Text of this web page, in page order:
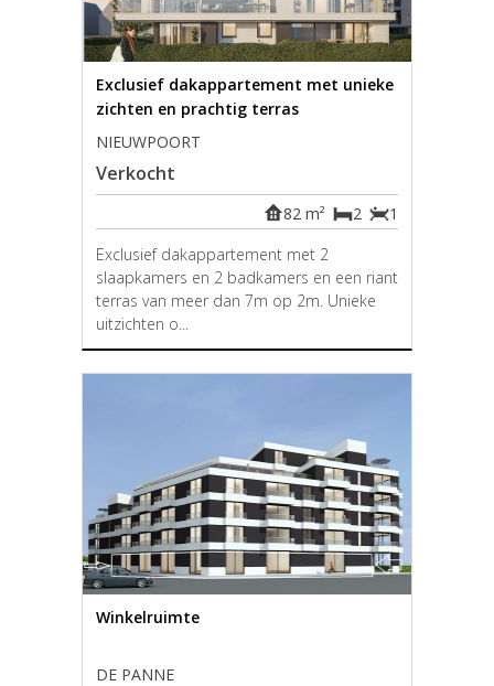
Exclusief dakappartement met unieke
zichten en prachtig terras
NIEUWPOORT
Verkocht
1
2
82 m²
Exclusief dakappartement met 2
slaapkamers en 2 badkamers en een riant
terras van meer dan 7m op 2m. Unieke
uitzichten o...
Winkelruimte
DE PANNE